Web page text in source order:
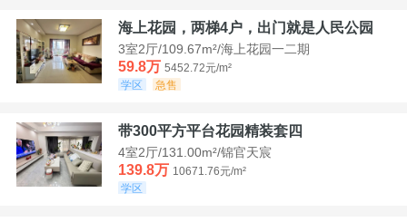
海上花园，两梯4户，出门就是人民公园
3室2厅/109.67m²/海上花园一二期
59.8万 5452.72元/m²
学区
急售
带300平方平台花园精装套四
4室2厅/131.00m²/锦官天宸
139.8万 10671.76元/m²
学区